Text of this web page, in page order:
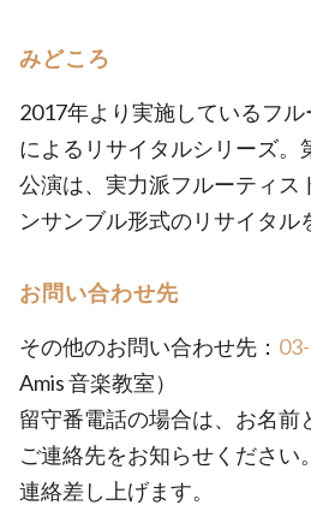
みどころ
2017年より実施しているフ
によるリサイタルシリーズ。
公演は、実力派フルーティス
ンサンブル形式のリサイタル
お問い合わせ先
その他のお問い合わせ先：
Amis 音楽教室）
留守番電話の場合は、お名前
ご連絡先をお知らせください
連絡差し上げます。